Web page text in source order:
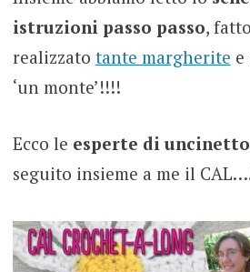
istruzioni passo passo,
realizzato tante margherite
‘un monte’!!!!
Ecco le esperte di uncinetto
seguito insieme a me il